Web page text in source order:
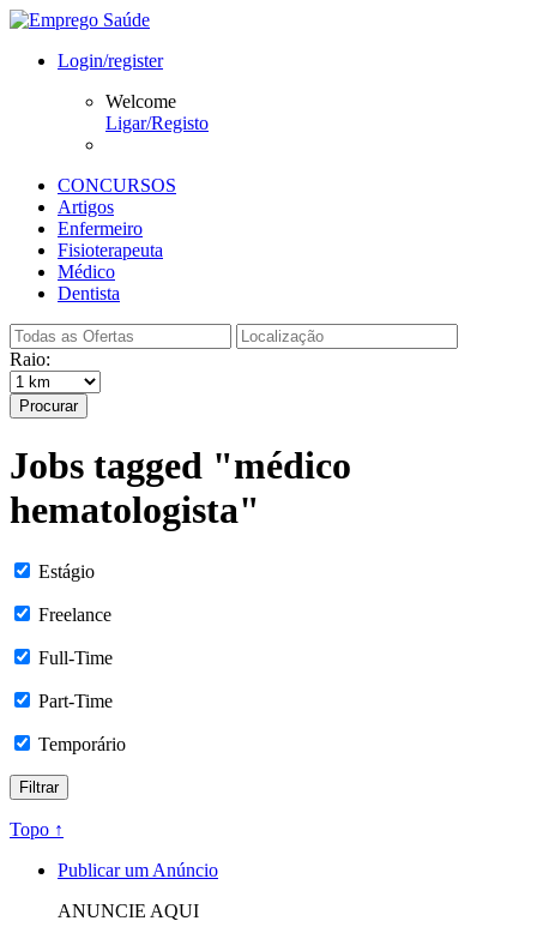
Login/register
Welcome
Ligar/Registo
CONCURSOS
Artigos
Enfermeiro
Fisioterapeuta
Médico
Dentista
Raio:
Procurar
Jobs tagged "médico
hematologista"
Estágio
Freelance
Full-Time
Part-Time
Temporário
Topo ↑
Publicar um Anúncio
ANUNCIE AQUI